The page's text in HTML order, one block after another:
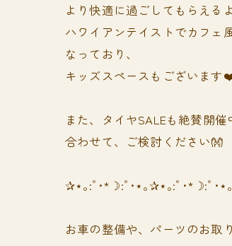
より快適に過ごしてもらえるよ
ハワイアンテイストでカフェ
なっており、
キッズスペースもございます
また、タイヤSALEも絶賛開催
合わせて、ご検討ください👐
✰⋆｡:ﾟ･*☽:ﾟ･⋆｡✰⋆｡:ﾟ･*☽:ﾟ･⋆
お車の整備や、パーツのお取